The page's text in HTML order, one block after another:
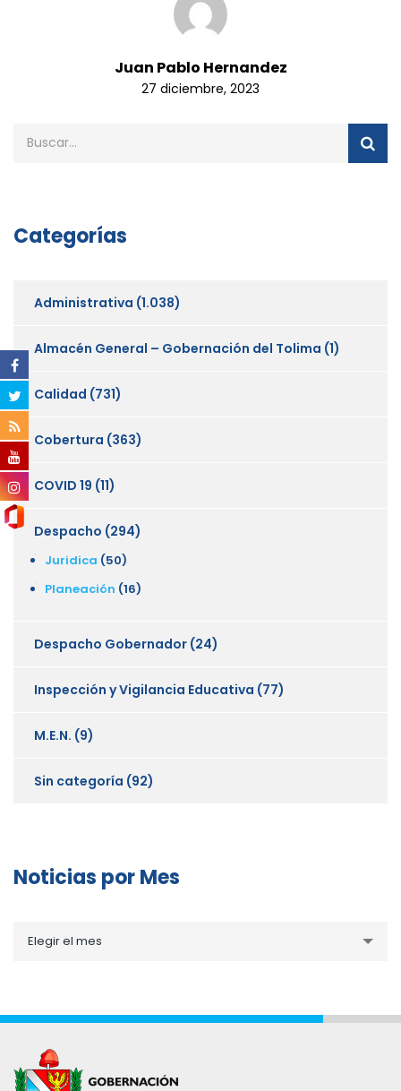
Juan Pablo Hernandez
27 diciembre, 2023
Categorías
Administrativa (1.038)
Almacén General – Gobernación del Tolima (1)
Calidad (731)
Cobertura (363)
COVID 19 (11)
Despacho (294)
Juridica (50)
Planeación (16)
Despacho Gobernador (24)
Inspección y Vigilancia Educativa (77)
M.E.N. (9)
Sin categoría (92)
Noticias por Mes
porElegir el mes